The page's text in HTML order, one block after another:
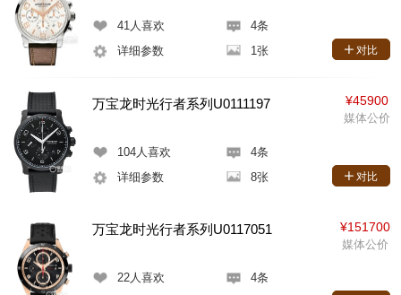
41人喜欢
4条
详细参数
1张 对比
万宝龙时光行者系列U0111197
104人喜欢
4条
详细参数
8张
¥45900
媒体公价
对比
万宝龙时光行者系列U0117051
22人喜欢
4条
¥151700
媒体公价